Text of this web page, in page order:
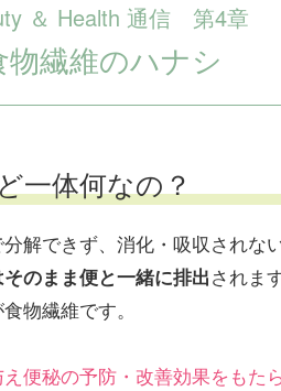
＆ Health 通信 第4章
物繊維のハナシ
一体何なの？
解できず、消化・吸収されな
のまま便と一緒に排出されます
物繊維です。
便秘の予防・改善効果をもた